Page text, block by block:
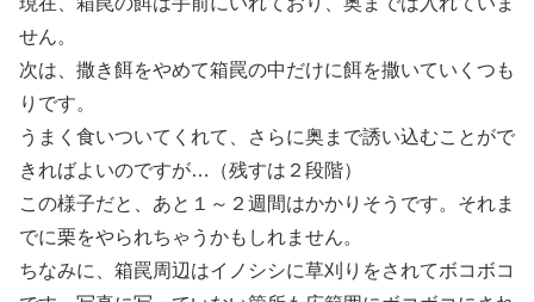
せん。
次は、撒き餌をやめて箱罠の中だけに餌を撒いていくつも
りです。
うまく食いついてくれて、さらに奥まで誘い込むことがで
きればよいのですが…（残すは２段階）
この様子だと、あと１～２週間はかかりそうです。それま
でに栗をやられちゃうかもしれません。
ちなみに、箱罠周辺はイノシシに草刈りをされてボコボコ